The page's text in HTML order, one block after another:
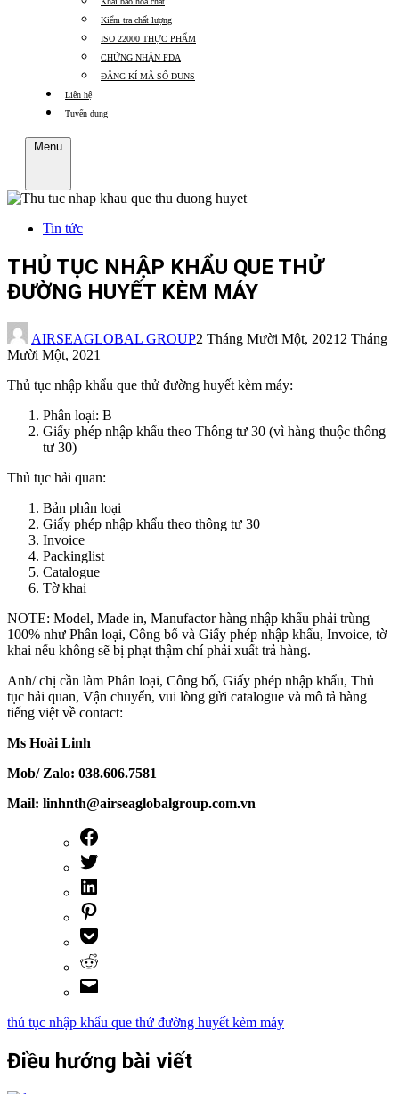
Kiểm tra chất lượng
ISO 22000 THỰC PHẨM
CHỨNG NHẬN FDA
ĐĂNG KÍ MÃ SỐ DUNS
Liên hệ
Tuyển dụng
Menu
Tin tức
THỦ TỤC NHẬP KHẨU QUE THỬ
ĐƯỜNG HUYẾT KÈM MÁY
AIRSEAGLOBAL GROUP2 Tháng Mười Một, 2021 2 Tháng
Mười Một, 2021
Thủ tục nhập khẩu que thử đường huyết kèm máy:
Phân loại: B
Giấy phép nhập khẩu theo Thông tư 30 (vì hàng thuộc thông
tư 30)
Thủ tục hải quan:
Bản phân loại
Giấy phép nhập khẩu theo thông tư 30
Invoice
Packinglist
Catalogue
Tờ khai
NOTE: Model, Made in, Manufactor hàng nhập khẩu phải trùng
100% như Phân loại, Công bố và Giấy phép nhập khẩu, Invoice, tờ
khai nếu không sẽ bị phạt thậm chí phải xuất trả hàng.
Anh/ chị cần làm Phân loại, Công bố, Giấy phép nhập khẩu, Thủ
tục hải quan, Vận chuyển, vui lòng gửi catalogue và mô tả hàng
tiếng việt về contact:
Ms Hoài Linh
Mob/ Zalo: 038.606.7581
Mail: linhnth@airseaglobalgroup.com.vn
thủ tục nhập khẩu que thử đường huyết kèm máy
Điều hướng bài viết